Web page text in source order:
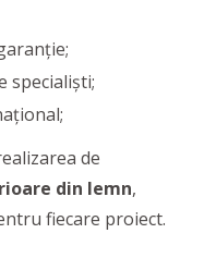
specialiști;
de
din lemn,
fiecare proiect.